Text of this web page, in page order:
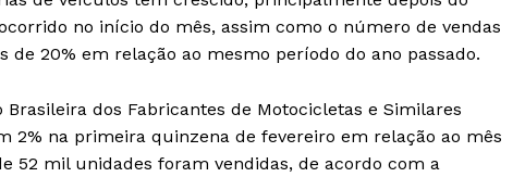
no início do mês, assim como o número de vendas
20% em relação ao mesmo período do ano passado.
Brasileira dos Fabricantes de Motocicletas e Similares
2% na primeira quinzena de fevereiro em relação ao mês
52 mil unidades foram vendidas, de acordo com a